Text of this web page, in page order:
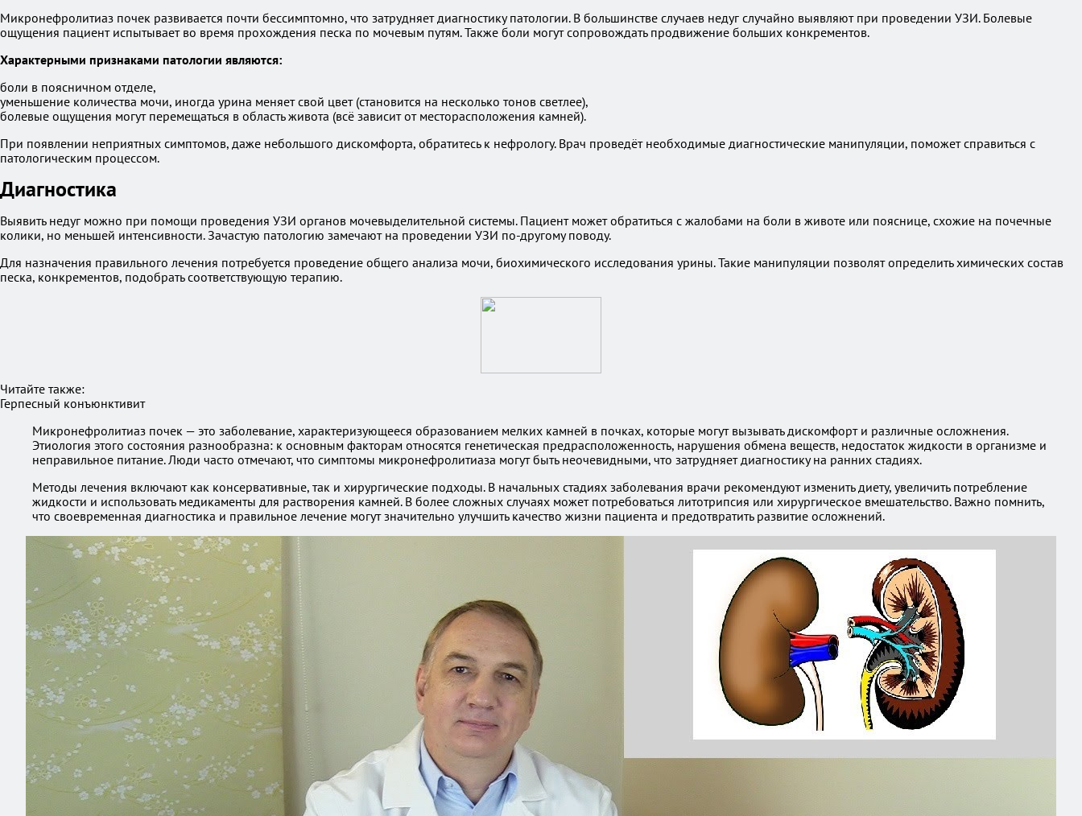
Микронефролитиаз почек развивается почти бессимптомно, что затрудняет диагностику патологии. В большинстве случаев недуг случайно выявляют при проведении УЗИ. Болевые
ощущения пациент испытывает во время прохождения песка по мочевым путям. Также боли могут сопровождать продвижение больших конкрементов.
Характерными признаками патологии являются:
боли в поясничном отделе,
уменьшение количества мочи, иногда урина меняет свой цвет (становится на несколько тонов светлее),
болевые ощущения могут перемещаться в область живота (всё зависит от месторасположения камней).
При появлении неприятных симптомов, даже небольшого дискомфорта, обратитесь к нефрологу. Врач проведёт необходимые диагностические манипуляции, поможет справиться с
патологическим процессом.
Диагностика
Выявить недуг можно при помощи проведения УЗИ органов мочевыделительной системы. Пациент может обратиться с жалобами на боли в животе или пояснице, схожие на почечные
колики, но меньшей интенсивности. Зачастую патологию замечают на проведении УЗИ по-другому поводу.
Для назначения правильного лечения потребуется проведение общего анализа мочи, биохимического исследования урины. Такие манипуляции позволят определить химических состав
песка, конкрементов, подобрать соответствующую терапию.
Читайте также:
Герпесный конъюнктивит
Микронефролитиаз почек — это заболевание, характеризующееся образованием мелких камней в почках, которые могут вызывать дискомфорт и различные осложнения.
Этиология этого состояния разнообразна: к основным факторам относятся генетическая предрасположенность, нарушения обмена веществ, недостаток жидкости в организме и
неправильное питание. Люди часто отмечают, что симптомы микронефролитиаза могут быть неочевидными, что затрудняет диагностику на ранних стадиях.
Методы лечения включают как консервативные, так и хирургические подходы. В начальных стадиях заболевания врачи рекомендуют изменить диету, увеличить потребление
жидкости и использовать медикаменты для растворения камней. В более сложных случаях может потребоваться литотрипсия или хирургическое вмешательство. Важно помнить,
что своевременная диагностика и правильное лечение могут значительно улучшить качество жизни пациента и предотвратить развитие осложнений.